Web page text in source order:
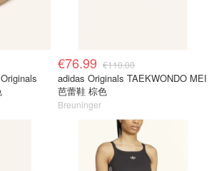
€76.99 €110.00
adidas Originals TAEKWONDO MEI
芭蕾鞋 棕色
Breuninger